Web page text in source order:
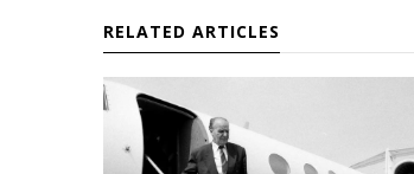
RELATED ARTICLES